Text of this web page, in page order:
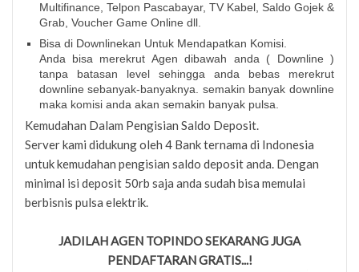
Multifinance, Telpon Pascabayar, TV Kabel, Saldo Gojek &
Grab, Voucher Game Online dll.
Bisa di Downlinekan Untuk Mendapatkan Komisi.
Anda bisa merekrut Agen dibawah anda ( Downline )
tanpa batasan level sehingga anda bebas merekrut
downline sebanyak-banyaknya. semakin banyak downline
maka komisi anda akan semakin banyak pulsa.
Kemudahan Dalam Pengisian Saldo Deposit.
Server kami didukung oleh 4 Bank ternama di Indonesia
untuk kemudahan pengisian saldo deposit anda. Dengan
minimal isi deposit 50rb saja anda sudah bisa memulai
berbisnis pulsa elektrik.
JADILAH AGEN TOPINDO SEKARANG JUGA
PENDAFTARAN GRATIS...!